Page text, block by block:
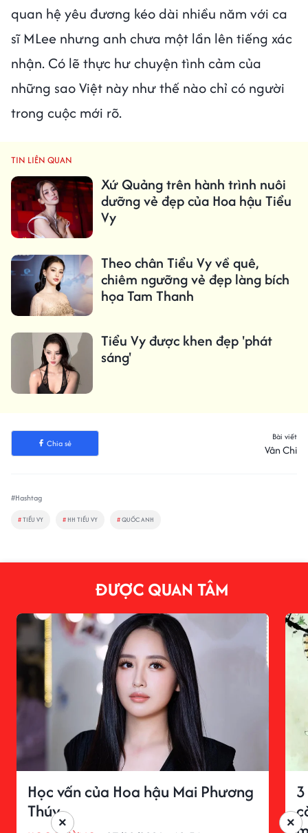
quan hệ yêu đương kéo dài nhiều năm với ca
sĩ MLee nhưng anh chưa một lần lên tiếng xác
nhận. Có lẽ thực hư chuyện tình cảm của
những sao Việt này như thế nào chỉ có người
trong cuộc mới rõ.
TIN LIÊN QUAN
Xứ Quảng trên hành trình nuôi
dưỡng vẻ đẹp của Hoa hậu Tiểu
Vy
Theo chân Tiểu Vy về quê,
chiêm ngưỡng vẻ đẹp làng bích
họa Tam Thanh
Tiểu Vy được khen đẹp 'phát
sáng'
Chia sẻ
Bài viết
Vân Chi
#Hashtag
#TIỂU VY # HH TIỂU VY #QUỐC ANH
ĐƯỢC QUAN TÂM
Học vấn của Hoa hậu Mai Phương
Thúy
×
×